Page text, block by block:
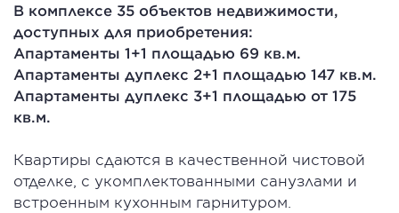
В комплексе 35 объектов недвижимости,
доступных для приобретения:
Апартаменты 1+1 площадью 69 кв.м.
Апартаменты дуплекс 2+1 площадью 147 кв.м.
Апартаменты дуплекс 3+1 площадью от 175
кв.м.
Квартиры сдаются в качественной чистовой
отделке, с укомплектованными санузлами и
встроенным кухонным гарнитуром.